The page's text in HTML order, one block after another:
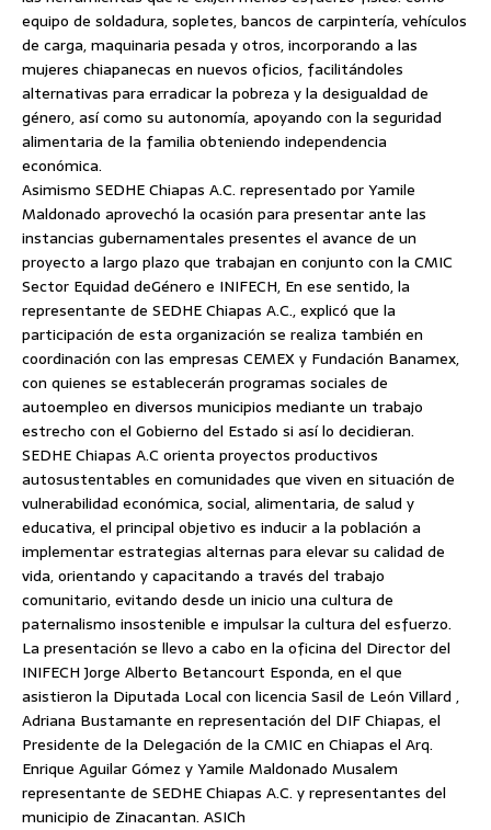
equipo de soldadura, sopletes, bancos de carpintería, vehículos
de carga, maquinaria pesada y otros, incorporando a las
mujeres chiapanecas en nuevos oficios, facilitándoles
alternativas para erradicar la pobreza y la desigualdad de
género, así como su autonomía, apoyando con la seguridad
alimentaria de la familia obteniendo independencia
económica.
Asimismo SEDHE Chiapas A.C. representado por Yamile
Maldonado aprovechó la ocasión para presentar ante las
instancias gubernamentales presentes el avance de un
proyecto a largo plazo que trabajan en conjunto con la CMIC
Sector Equidad deGénero e INIFECH, En ese sentido, la
representante de SEDHE Chiapas A.C., explicó que la
participación de esta organización se realiza también en
coordinación con las empresas CEMEX y Fundación Banamex,
con quienes se establecerán programas sociales de
autoempleo en diversos municipios mediante un trabajo
estrecho con el Gobierno del Estado si así lo decidieran.
SEDHE Chiapas A.C orienta proyectos productivos
autosustentables en comunidades que viven en situación de
vulnerabilidad económica, social, alimentaria, de salud y
educativa, el principal objetivo es inducir a la población a
implementar estrategias alternas para elevar su calidad de
vida, orientando y capacitando a través del trabajo
comunitario, evitando desde un inicio una cultura de
paternalismo insostenible e impulsar la cultura del esfuerzo.
La presentación se llevo a cabo en la oficina del Director del
INIFECH Jorge Alberto Betancourt Esponda, en el que
asistieron la Diputada Local con licencia Sasil de León Villard ,
Adriana Bustamante en representación del DIF Chiapas, el
Presidente de la Delegación de la CMIC en Chiapas el Arq.
Enrique Aguilar Gómez y Yamile Maldonado Musalem
representante de SEDHE Chiapas A.C. y representantes del
municipio de Zinacantan. ASICh